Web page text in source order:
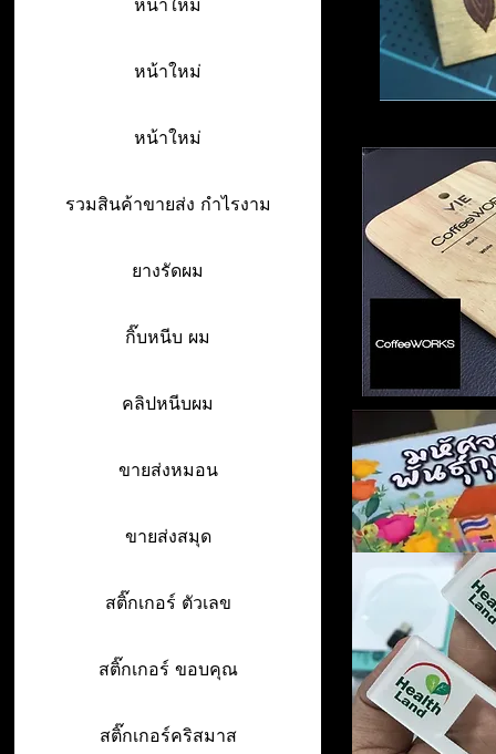
หน้าใหม่
หน้าใหม่
หน้าใหม่
รวมสินค้าขายส่ง กำไรงาม
ยางรัดผม
กิ๊บหนีบ ผม
คลิปหนีบผม
ขายส่งหมอน
ขายส่งสมุด
สติ๊กเกอร์ ตัวเลข
สติ๊กเกอร์ ขอบคุณ
สติ๊กเกอร์คริสมาส